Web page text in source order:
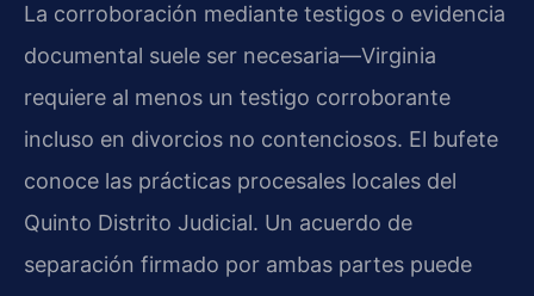
La corroboración mediante testigos o evidencia
documental suele ser necesaria—Virginia
requiere al menos un testigo corroborante
incluso en divorcios no contenciosos. El bufete
conoce las prácticas procesales locales del
Quinto Distrito Judicial. Un acuerdo de
separación firmado por ambas partes puede